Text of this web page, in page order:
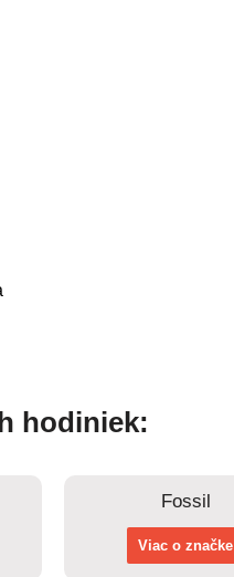
hodiniek:
Fossil
Viac o značke